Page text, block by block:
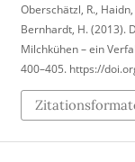
Oberschätzl, R.,
Bernhardt, H. (2013).
Milchkühen – ein
400–405. https://